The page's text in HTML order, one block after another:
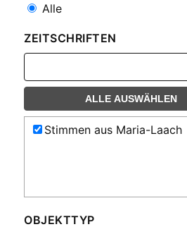
Alle
ZEITSCHRIFTEN
ALLE AUSWÄHLEN
Stimmen aus Maria-Laach
OBJEKTTYP